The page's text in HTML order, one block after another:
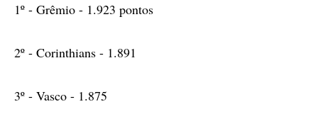
1º - Grêmio - 1.923 pontos
2º - Corinthians - 1.891
3º - Vasco - 1.875